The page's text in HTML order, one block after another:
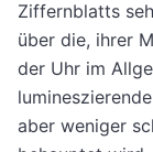
Ziffernblatts
über die, ihrer
der Uhr im
aber weniger